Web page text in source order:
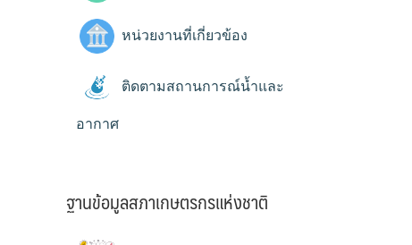
หน่วยงานที่เกี่ยวข้อง
ติดตามสถานการณ์น้ำและ
อากาศ
ฐานข้อมูลสภาเกษตรกรแห่งชาติ